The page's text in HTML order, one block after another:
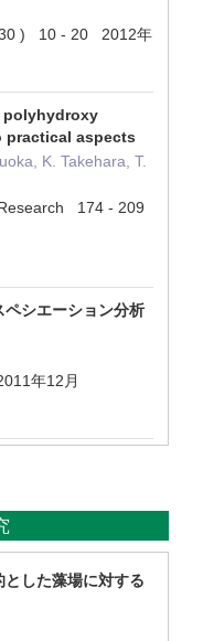
30 ) 10 - 20 2012年
polyhydroxy
practical aspects
K. Takehara, T.
174 - 209
ペシエーション分析
年12月
した藻場に対する